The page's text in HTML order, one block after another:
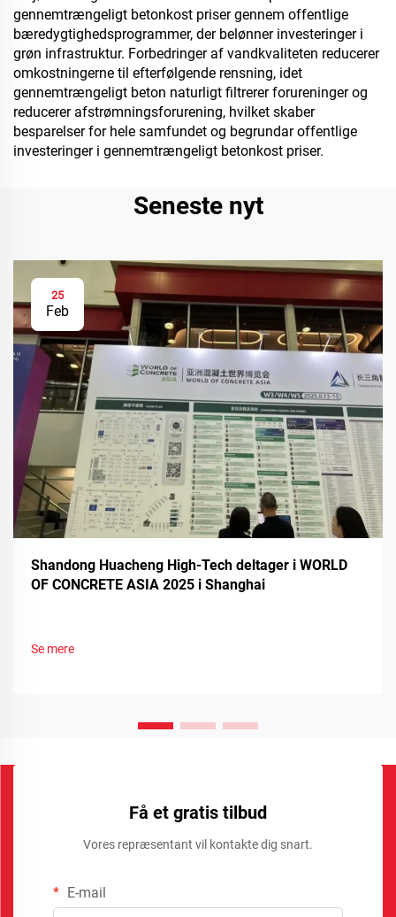
gennemtrængeligt betonkost priser gennem offentlige
bæredygtighedsprogrammer, der belønner investeringer i
grøn infrastruktur. Forbedringer af vandkvaliteten reducerer
omkostningerne til efterfølgende rensning, idet
gennemtrængeligt beton naturligt filtrerer forureninger og
reducerer afstrømningsforurening, hvilket skaber
besparelser for hele samfundet og begrundar offentlige
investeringer i gennemtrængeligt betonkost priser.
Seneste nyt
25
Feb
Shandong Huacheng High-Tech deltager i WORLD
OF CONCRETE ASIA 2025 i Shanghai
Se mere
Få et gratis tilbud
Vores repræsentant vil kontakte dig snart.
E-mail